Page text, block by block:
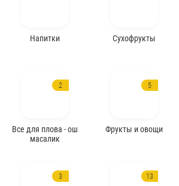
Напитки Сухофрукты
2
Все для плова - ош
масалик
5
Фрукты и овощи
3 13